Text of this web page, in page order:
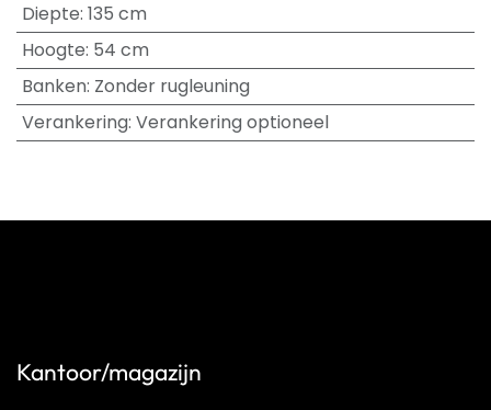
Diepte: 135 cm
Hoogte: 54 cm
Banken: Zonder rugleuning
Verankering: Verankering optioneel
Kantoor/magazijn